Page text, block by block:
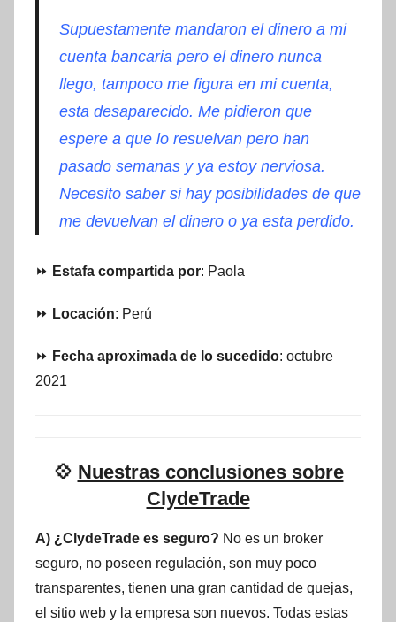
Supuestamente mandaron el dinero a mi
cuenta bancaria pero el dinero nunca
llego, tampoco me figura en mi cuenta,
esta desaparecido. Me pidieron que
espere a que lo resuelvan pero han
pasado semanas y ya estoy nerviosa.
Necesito saber si hay posibilidades de que
me devuelvan el dinero o ya esta perdido.
⏩ Estafa compartida por: Paola
⏩ Locación: Perú
⏩ Fecha aproximada de lo sucedido: octubre
2021
💠 Nuestras conclusiones sobre
ClydeTrade
A) ¿ClydeTrade es seguro? No es un broker
seguro, no poseen regulación, son muy poco
transparentes, tienen una gran cantidad de quejas,
el sitio web y la empresa son nuevos. Todas estas